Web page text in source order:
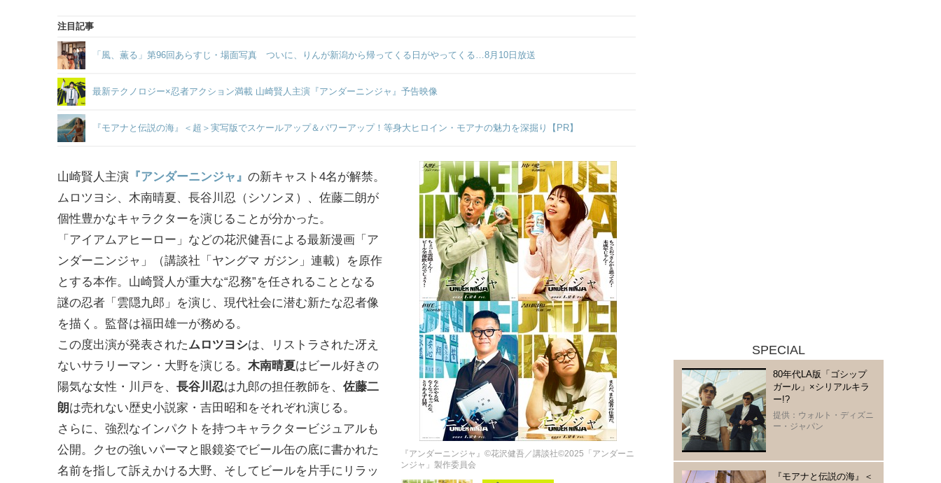
注目記事
「風、薫る」第96回あらすじ・場面写真 ついに、りんが新潟から帰ってくる日がやってくる…8月10日放送
最新テクノロジー×忍者アクション満載 山崎賢人主演『アンダーニンジャ』予告映像
『モアナと伝説の海』＜超＞実写版でスケールアップ＆パワーアップ！等身大ヒロイン・モアナの魅力を深掘り【PR】
『アンダーニンジャ』©花沢健吾／講談社©2025「アンダーニ
ンジャ」製作委員会
山崎賢人主演 『アンダーニンジャ』 の新キャスト4名が解禁。
ムロツヨシ、木南晴夏、長谷川忍（シソンヌ）、佐藤二朗が
個性豊かなキャラクターを演じることが分かった。
「アイアムアヒーロー」などの花沢健吾による最新漫画「ア
ンダーニンジャ」（講談社「ヤングマ ガジン」連載）を原作
とする本作。山崎賢人が重大な“忍務”を任されることとなる
謎の忍者「雲隠九郎」を演じ、現代社会に潜む新たな忍者像
を描く。監督は福田雄一が務める。
この度出演が発表されたムロツヨシは、リストラされた冴え
ないサラリーマン・大野を演じる。 木南晴夏はビール好きの
陽気な女性・川戸を、 長谷川忍は九郎の担任教師を、 佐藤二
朗は売れない歴史小説家・吉田昭和をそれぞれ演じる。
さらに、強烈なインパクトを持つキャラクタービジュアルも
公開。クセの強いパーマと眼鏡姿でビール缶の底に書かれた
名前を指して訴えかける大野、そしてビールを片手にリラッ
SPECIAL
80年代LA版「ゴシップ
ガール」×シリアルキラ
ー!?
提供：ウォルト・ディズニ
ー・ジャパン
『モアナと伝説の海』＜